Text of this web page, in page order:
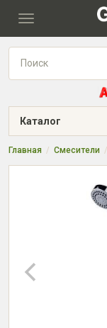
Toggle
Каталог
Главная Смесители